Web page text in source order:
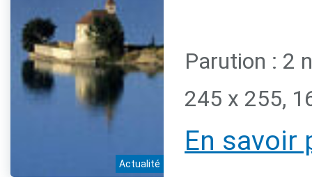
Actualité
Parution : 2
245 x 255,
En savoir